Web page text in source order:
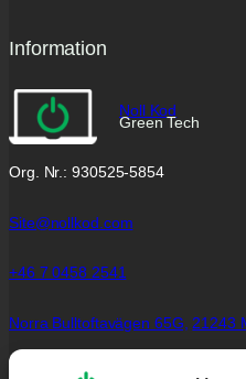
Information
Noll Kod
Green Tech
Org. Nr.: 930525-5854
Site@nollkod.com
+46 7 0458 2541
Norra Bulltoftavägen 65G, 21243